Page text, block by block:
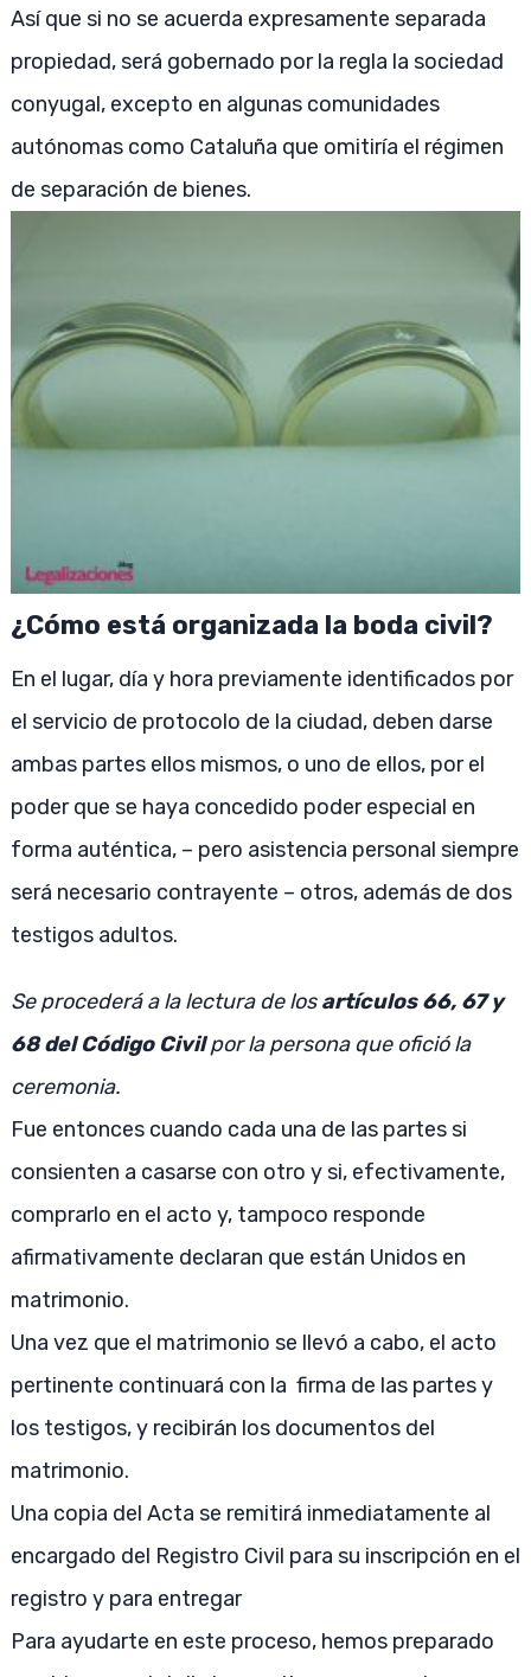
Así que si no se acuerda expresamente separada
propiedad, será gobernado por la regla la sociedad
conyugal, excepto en algunas comunidades
autónomas como Cataluña que omitiría el régimen
de separación de bienes.
¿Cómo está organizada la boda civil?
En el lugar, día y hora previamente identificados por
el servicio de protocolo de la ciudad, deben darse
ambas partes ellos mismos, o uno de ellos, por el
poder que se haya concedido poder especial en
forma auténtica, – pero asistencia personal siempre
será necesario contrayente – otros, además de dos
testigos adultos.
Se procederá a la lectura de losartículos66, 67 y
68 del Código Civilpor la persona que ofició la
ceremonia.
Fue entonces cuando cada una de las partes si
consienten a casarse con otro y si, efectivamente,
comprarlo en el acto y, tampoco responde
afirmativamente declaran que están Unidos en
matrimonio.
Una vez que el matrimonio se llevó a cabo, el acto
pertinente continuará con la firma de las partes y
los testigos, y recibirán los documentos del
matrimonio.
Una copia del Acta se remitirá inmediatamente al
encargado del Registro Civil para su inscripción en el
registro y para entregar
Para ayudarte en este proceso, hemos preparado